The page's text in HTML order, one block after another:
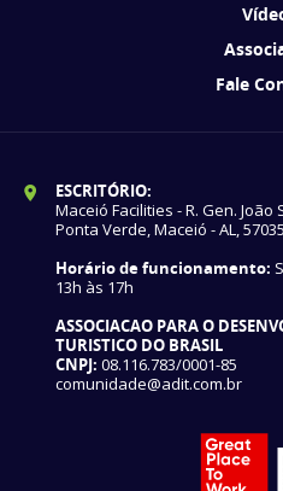
Fale
ESCRITÓRIO:
Maceió Facilities - R. Gen. João
Ponta Verde, Maceió - AL,
Horário de funcionamento:
13h às 17h
ASSOCIACAO PARA O
TURISTICO DO BRASIL
CNPJ: 08.116.783/0001-85
comunidade@adit.com.br